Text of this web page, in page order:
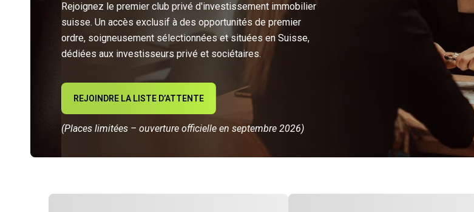
Rejoignez le premier club privé d'investissement immobilier
suisse. Un accès exclusif à des opportunités de premier
ordre, soigneusement sélectionnées et situées en Suisse,
dédiées aux investisseurs privé et sociétaires.
REJOINDRE LA LISTE D’ATTENTE
(Places limitées – ouverture officielle en septembre 2026)